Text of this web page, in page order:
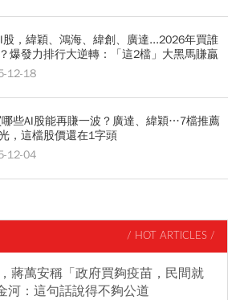
股，緯穎、鴻海、緯創、廣達...2026年買誰
爆發力排行大逆轉：「這2檔」大黑馬賺贏
12-18
些AI股能再賺一波？廣達、緯穎…7檔推薦
，這檔股價還在1字頭
12-04
/ HOT ARTICLES /
蔣萬安稱「政府買夠疫苗，民間就
河：這句話說得不夠公道